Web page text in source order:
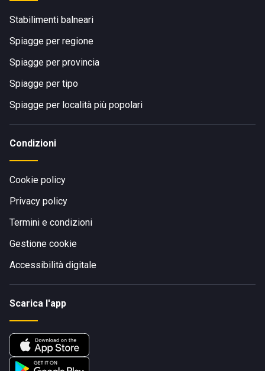
Stabilimenti balneari
Spiagge per regione
Spiagge per provincia
Spiagge per tipo
Spiagge per località più popolari
Condizioni
Cookie policy
Privacy policy
Termini e condizioni
Gestione cookie
Accessibilità digitale
Scarica l'app